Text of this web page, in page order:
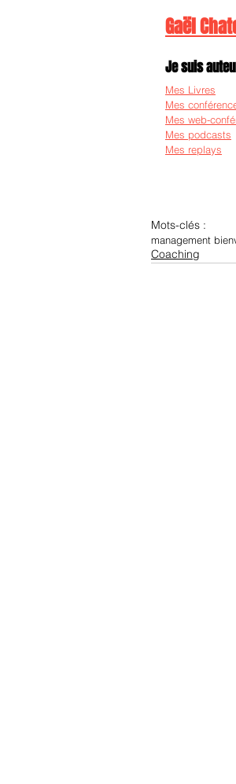
Gaël
Je suis
Mes Livres
Mes
Mes web-
Mes podcasts
Mes replays
Mots-clés :
management
Coaching